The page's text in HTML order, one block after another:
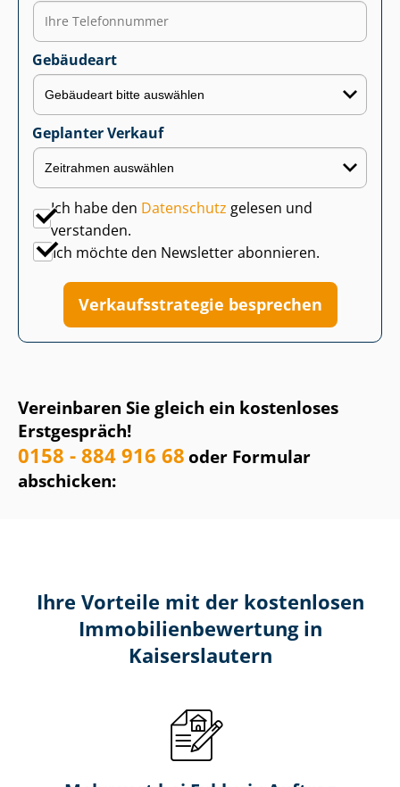
Vereinbaren Sie gleich ein kostenloses
Erstgespräch!
0158 - 884 916 68oder Formular
abschicken:
Gebäudeart
Geplanter Verkauf
Ich habe den Datenschutz gelesen und
verstanden.
Ich möchte den Newsletter abonnieren.
Ver­kaufs­stra­te­gie besprechen
Ihre Vorteile mit der kostenlosen
Im­mo­bi­li­en­be­wer­tung in
Kaiserslautern